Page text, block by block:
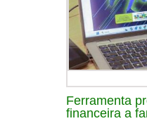
Ferramenta
financeira a